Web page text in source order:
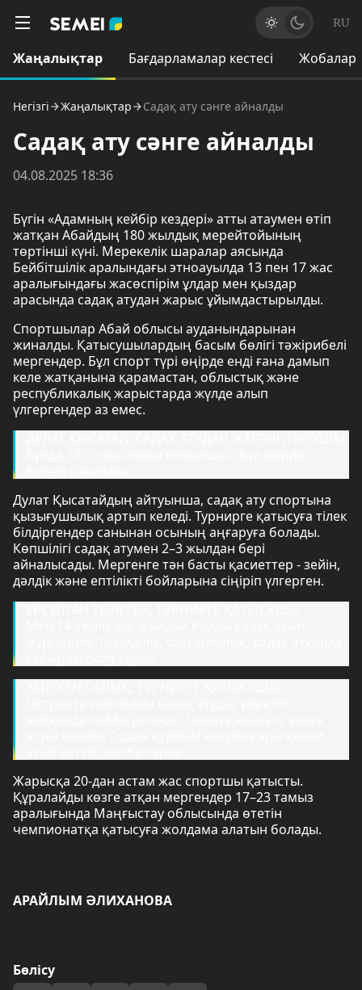
RU
Жаңалықтар Бағдарламалар кестесі Жобалар
Негізгі Жаңалықтар Садақ ату сәнге айналды
Садақ ату сәнге айналды
04.08.2025 18:36
Бүгін «Адамның кейбір кездері» атты атаумен өтіп
жатқан Абайдың 180 жылдық мерейтойының
төртінші күні. Мерекелік шаралар аясында
Бейбітшілік аралындағы этноауылда 13 пен 17 жас
аралығындағы жасөспірім ұлдар мен қыздар
арасында садақ атудан жарыс ұйымдастырылды.
Спортшылар Абай облысы ауданындарынан
жиналды. Қатысушылардың басым бөлігі тәжірибелі
мергендер. Бұл спорт түрі өңірде енді ғана дамып
келе жатқанына қарамастан, облыстық және
республикалық жарыстарда жүлде алып
үлгергендер аз емес.
Дулат Қысатайдың айтуынша, садақ ату спортына
қызығушылық артып келеді. Турнирге қатысуға тілек
білдіргендер санынан осының аңғаруға болады.
Көпшілігі садақ атумен 2–3 жылдан бері
айналысады. Мергенге тән басты қасиеттер - зейін,
дәлдік және ептілікті бойларына сіңіріп үлгерген.
Жарысқа 20-дан астам жас спортшы қатысты.
Құралайды көзге атқан мергендер 17–23 тамыз
аралығында Маңғыстау облысында өтетін
чемпионатқа қатысуға жолдама алатын болады.
АРАЙЛЫМ ӘЛИХАНОВА
Бөлісу